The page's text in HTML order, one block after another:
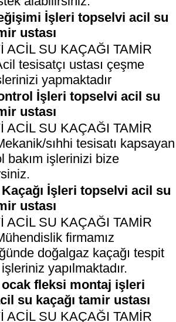
İşleri topselvi acil su
ustası
ACİL SU KAÇAĞI TAMİR
tesisatçı ustası çeşme
yapmaktadır
İşleri topselvi acil su
ustası
ACİL SU KAÇAĞI TAMİR
sıhhi tesisatı kapsayan
bakım işlerinizi bize
İşleri topselvi acil su
ustası
ACİL SU KAÇAĞI TAMİR
firmamız
doğalgaz kaçağı tespit
yapılmaktadır.
ocak fleksi montaj işleri
su kaçağı tamir ustası
ACİL SU KAÇAĞI TAMİR